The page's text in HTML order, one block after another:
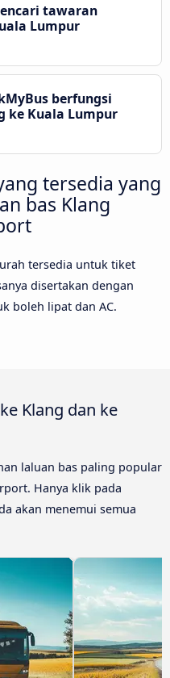
tawaran
Lumpur
berfungsi
ke Kuala Lumpur
tersedia yang
bas Klang
tersedia untuk tiket
disertakan dengan
boleh lipat dan AC.
Klang dan ke
laluan bas paling popular
Hanya klik pada
akan menemui semua